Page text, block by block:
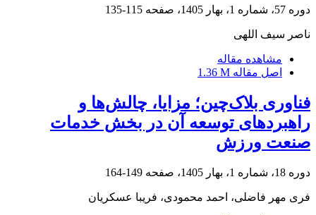
دوره 57، شماره 1، بهار 1405، صفحه 115-135
ناصر سیف اللهی
مشاهده مقاله
اصل مقاله 1.36 M
فناوری بلاک‌چین؛ مزایا، چالش‌ها و
راهبردهای توسعه آن در بخش خدمات
صنعت ورزش
دوره 18، شماره 1، بهار 1405، صفحه 149-164
فری مهر فاضلی، احمد محمودی، فریبا عسکریان